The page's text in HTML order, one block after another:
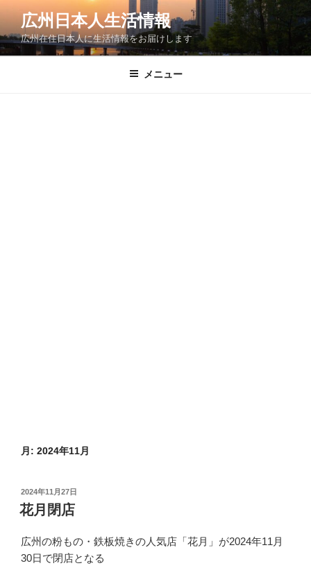
コ
ン
テ
ン
広州日本人生活情報
広州在住日本人に生活情報をお届けします
メニュー
月: 2024年11月
投
稿
日:
2024年11月27日
花月閉店
広州の粉もの・鉄板焼きの人気店「花月」が2024年11月
30日で閉店となる